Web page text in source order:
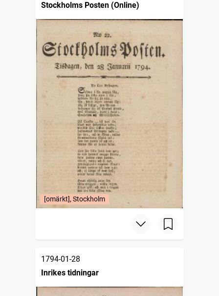
Stockholms Posten (Online)
[omärkt], Stockholm
1794-01-28
Inrikes tidningar